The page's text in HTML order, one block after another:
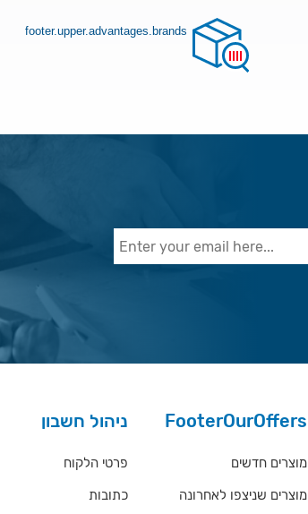
footer.upper.advantages.brands
ניהול חשבון
פרטי הלקוח
כתובות
FooterOurOffers
מוצרים חדשים
מוצרים שניצפו לאחרונה